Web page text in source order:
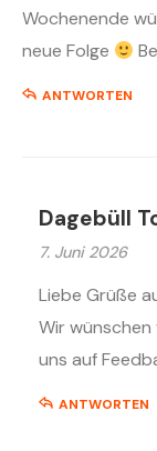
Wochenende
neue Folge
ANTWORTEN
Dagebüll
7. Juni 2026
Liebe Grüße
Wir wünschen
uns auf
ANTWORTEN